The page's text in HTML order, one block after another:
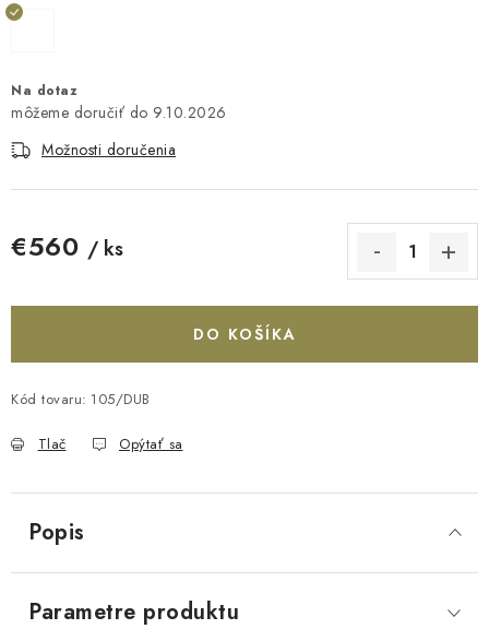
Na dotaz
9.10.2026
Možnosti doručenia
€560 / ks
DO KOŠÍKA
Kód tovaru: 105/DUB
Tlač Opýtať sa
Popis
Parametre produktu